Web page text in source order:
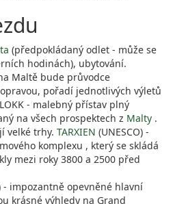
(předpokládaný odlet - může se
hodinách), ubytování.
Maltě bude průvodce
pořadí jednotlivých výletů
- malebný přístav plný
na všech prospektech z Malty .
velké trhy. TARXIEN (UNESCO) -
komplexu , který se skládá
mezi roky 3800 a 2500 před
- impozantně opevněné hlavní
krásné výhledy na Grand